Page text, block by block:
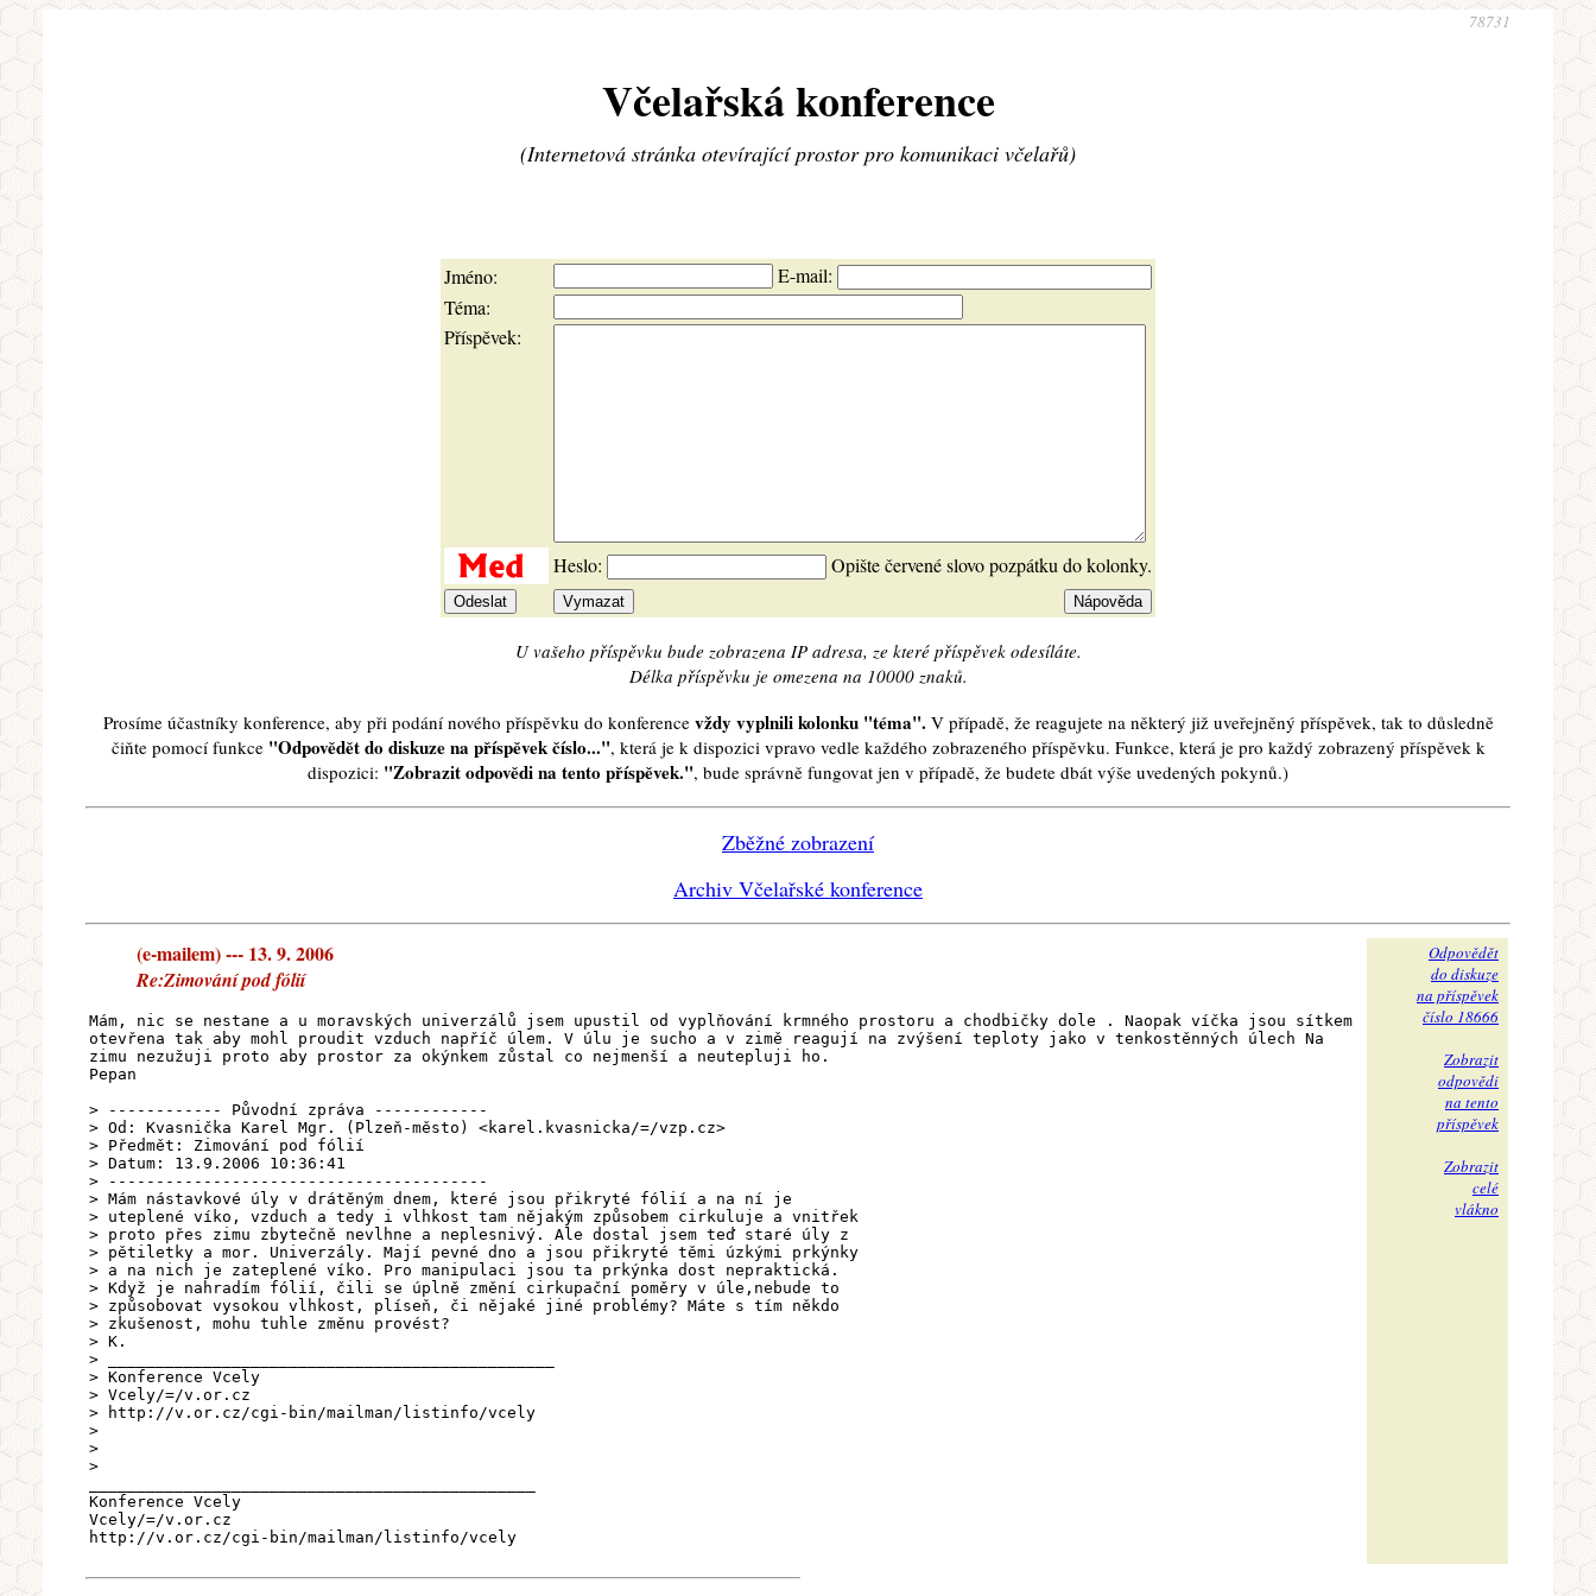
78731
Včelařská konference
(Internetová stránka otevírající prostor pro komunikaci včelařů)
Jméno:
E-mail:
Téma:
Příspěvek:
Heslo: Opište červené slovo pozpátku do kolonky.
U vašeho příspěvku bude zobrazena IP adresa, ze které příspěvek odesíláte.
Délka příspěvku je omezena na 10000 znaků.
Prosíme účastníky konference, aby při podání nového příspěvku do konference vždy vyplnili kolonku "téma". V případě, že reagujete na některý již uveřejněný příspěvek, tak to důsledně
čiňte pomocí funkce "Odpovědět do diskuze na příspěvek číslo...", která je k dispozici vpravo vedle každého zobrazeného příspěvku. Funkce, která je pro každý zobrazený příspěvek k
dispozici: "Zobrazit odpovědi na tento příspěvek.", bude správně fungovat jen v případě, že budete dbát výše uvedených pokynů.)
Zběžné zobrazení
Archiv Včelařské konference
(e-mailem) --- 13. 9. 2006
Re:Zimování pod fólií
Mám, nic se nestane a u moravských univerzálů jsem upustil od vyplňování krmného prostoru a chodbičky dole . Naopak víčka jsou sítkem
otevřena tak aby mohl proudit vzduch napříč úlem. V úlu je sucho a v zimě reagují na zvýšení teploty jako v tenkostěnných úlech Na
zimu nezužuji proto aby prostor za okýnkem zůstal co nejmenší a neutepluji ho.
Pepan
> ------------ Původní zpráva ------------
> Od: Kvasnička Karel Mgr. (Plzeň-město) <karel.kvasnicka/=/vzp.cz>
> Předmět: Zimování pod fólií
> Datum: 13.9.2006 10:36:41
> ----------------------------------------
> Mám nástavkové úly v drátěným dnem, které jsou přikryté fólií a na ní je
> uteplené víko, vzduch a tedy i vlhkost tam nějakým způsobem cirkuluje a vnitřek
> proto přes zimu zbytečně nevlhne a neplesnivý. Ale dostal jsem teď staré úly z
> pětiletky a mor. Univerzály. Mají pevné dno a jsou přikryté těmi úzkými prkýnky
> a na nich je zateplené víko. Pro manipulaci jsou ta prkýnka dost nepraktická.
> Když je nahradím fólií, čili se úplně změní cirkupační poměry v úle,nebude to
> způsobovat vysokou vlhkost, plíseň, či nějaké jiné problémy? Máte s tím někdo
> zkušenost, mohu tuhle změnu provést?
> K.
> _______________________________________________
> Konference Vcely
> Vcely/=/v.or.cz
> http://v.or.cz/cgi-bin/mailman/listinfo/vcely
>
>
>
Konference Vcely
Vcely/=/v.or.cz
http://v.or.cz/cgi-bin/mailman/listinfo/vcely
Odpovědět
do diskuze
na příspěvek
číslo 18666
Zobrazit
odpovědi
na tento
příspěvek
Zobrazit
celé
vlákno